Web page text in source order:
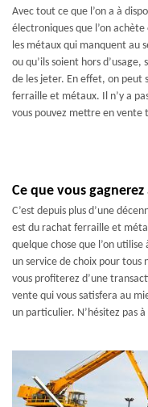
Avec tout ce que l’on a à
électroniques que l’on
les métaux qui manquent au
ou qu’ils soient hors
de les jeter. En effet, on peut
ferraille et métaux. Il n’y a
vous pouvez mettre en vente
Ce que vous
C’est depuis plus d’une
est du rachat ferraille et
quelque chose que l’on
un service de choix pour tous
vous profiterez d’une
vente qui vous satisfera au
un particulier. N’hésitez pas